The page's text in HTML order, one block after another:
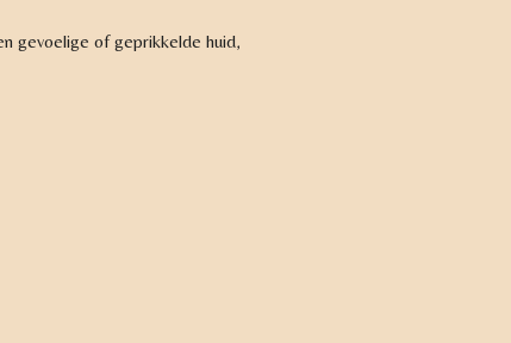
gevoelige of geprikkelde huid,